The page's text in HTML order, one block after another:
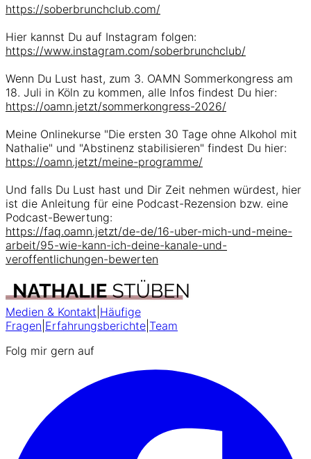
https://soberbrunchclub.com/
Hier kannst Du auf Instagram folgen:
https://www.instagram.com/soberbrunchclub/
Wenn Du Lust hast, zum 3. OAMN Sommerkongress am
18. Juli in Köln zu kommen, alle Infos findest Du hier:
https://oamn.jetzt/sommerkongress-2026/
Meine Onlinekurse "Die ersten 30 Tage ohne Alkohol mit
Nathalie" und "Abstinenz stabilisieren" findest Du hier:
https://oamn.jetzt/meine-programme/
Und falls Du Lust hast und Dir Zeit nehmen würdest, hier
ist die Anleitung für eine Podcast-Rezension bzw. eine
Podcast-Bewertung:
https://faq.oamn.jetzt/de-de/16-uber-mich-und-meine-
arbeit/95-wie-kann-ich-deine-kanale-und-
veroffentlichungen-bewerten
Medien & Kontakt Häufige
Fragen Erfahrungsberichte Team
Folg mir gern auf